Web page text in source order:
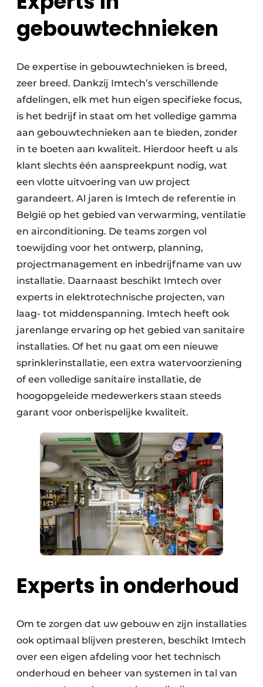
gebouwtechnieken
De expertise in gebouwtechnieken is breed,
zeer breed. Dankzij Imtech’s verschillende
afdelingen, elk met hun eigen specifieke focus,
is het bedrijf in staat om het volledige gamma
aan gebouwtechnieken aan te bieden, zonder
in te boeten aan kwaliteit. Hierdoor heeft u als
klant slechts één aanspreekpunt nodig, wat
een vlotte uitvoering van uw project
garandeert. Al jaren is Imtech de referentie in
België op het gebied van verwarming, ventilatie
en airconditioning. De teams zorgen vol
toewijding voor het ontwerp, planning,
projectmanagement en inbedrijfname van uw
installatie. Daarnaast beschikt Imtech over
experts in elektrotechnische projecten, van
laag- tot middenspanning. Imtech heeft ook
jarenlange ervaring op het gebied van sanitaire
installaties. Of het nu gaat om een nieuwe
sprinklerinstallatie, een extra watervoorziening
of een volledige sanitaire installatie, de
hoogopgeleide medewerkers staan steeds
garant voor onberispelijke kwaliteit.
Experts in onderhoud
Om te zorgen dat uw gebouw en zijn installaties
ook optimaal blijven presteren, beschikt Imtech
over een eigen afdeling voor het technisch
onderhoud en beheer van systemen in tal van